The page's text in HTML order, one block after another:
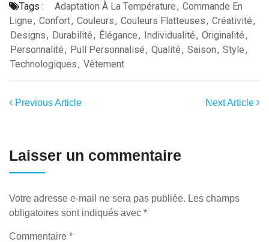
Tags : Adaptation À La Température, Commande En
Ligne, Confort, Couleurs, Couleurs Flatteuses, Créativité,
Designs, Durabilité, Élégance, Individualité, Originalité,
Personnalité, Pull Personnalisé, Qualité, Saison, Style,
Technologiques, Vêtement
Previous Article Next Article
Laisser un commentaire
Votre adresse e-mail ne sera pas publiée. Les champs
obligatoires sont indiqués avec *
Commentaire *